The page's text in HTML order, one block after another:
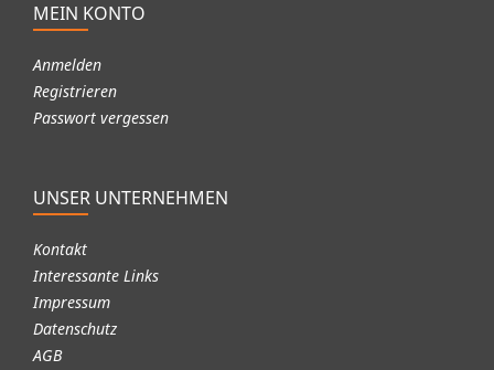
MEIN KONTO
Anmelden
Registrieren
Passwort vergessen
UNSER UNTERNEHMEN
Kontakt
Interessante Links
Impressum
Datenschutz
AGB